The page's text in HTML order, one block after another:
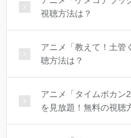
視聴方法は？
アニメ「教えて！土管
聴方法は？
アニメ「タイムボカン
を見放題！無料の視聴